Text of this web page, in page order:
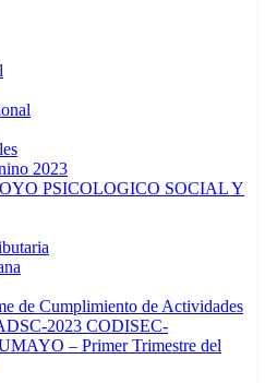
2023
PSICOLOGICO SOCIAL Y
de Cumplimiento de Actividades
2023 CODISEC-
– Primer Trimestre del